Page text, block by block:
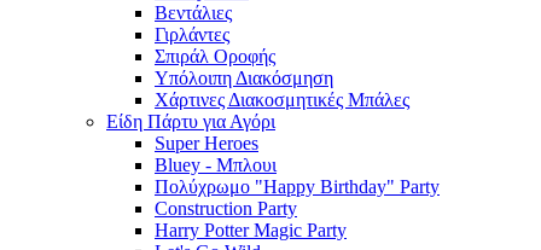
Βεντάλιες
Γιρλάντες
Σπιράλ Οροφής
Υπόλοιπη Διακόσμηση
Χάρτινες Διακοσμητικές Μπάλες
Είδη Πάρτυ για Αγόρι
Super Heroes
Bluey - Μπλουι
Πολύχρωμο "Happy Birthday" Party
Construction Party
Harry Potter Magic Party